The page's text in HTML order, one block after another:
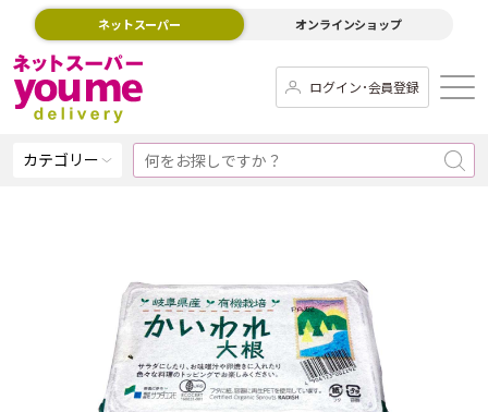
ネットスーパー オンラインショップ
ログイン･会員登録
カテゴリー